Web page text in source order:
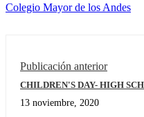
Colegio Mayor de los Andes
Publicación anterior
CHILDREN'S DAY- HIGH
13 noviembre, 2020